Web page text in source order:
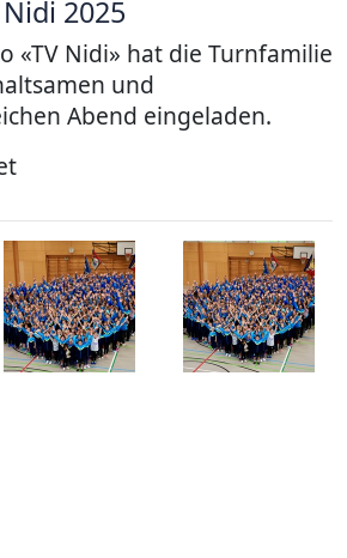
2025
«TV Nidi» hat die Turnfamilie
und
Abend eingeladen.